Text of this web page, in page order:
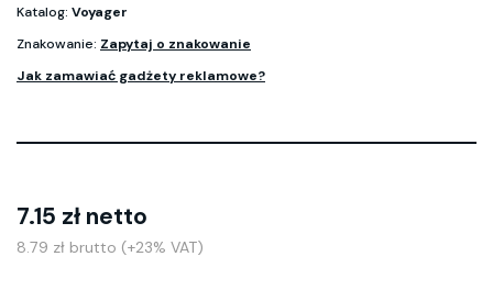
Katalog: Voyager
Znakowanie: Zapytaj o znakowanie
Jak zamawiać gadżety reklamowe?
7.15 zł netto
8.79 zł brutto (+23% VAT)